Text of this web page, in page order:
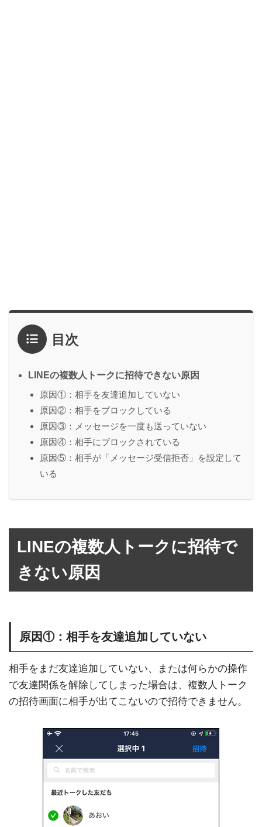
目次
LINEの複数人トークに招待できない原因
原因①：相手を友達追加していない
原因②：相手をブロックしている
原因③：メッセージを一度も送っていない
原因④：相手にブロックされている
原因⑤：相手が「メッセージ受信拒否」を設定して
いる
LINEの複数人トークに招待で
きない原因
原因①：相手を友達追加していない
相手をまだ友達追加していない、または何らかの操作
で友達関係を解除してしまった場合は、複数人トーク
の招待画面に相手が出てこないので招待できません。